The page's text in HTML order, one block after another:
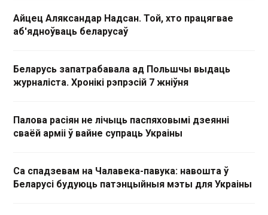
Айцец Аляксандар Надсан. Той, хто працягвае
аб'ядноўваць беларусаў
Беларусь запатрабавала ад Польшчы выдаць
журналіста. Хронікі рэпрэсій 7 жніўня
Палова расіян не лічыць паспяховымі дзеянні
сваёй арміі ў вайне супраць Украіны
Са спадзевам на Чалавека-павука: навошта ў
Беларусі будуюць патэнцыйныя мэты для Украіны